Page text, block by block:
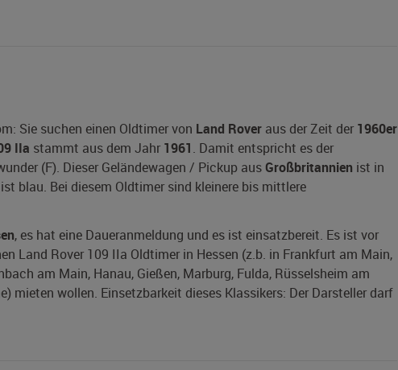
Sie suchen einen Oldtimer von Land Rover aus der Zeit der 1960er
IIa stammt aus dem Jahr 1961. Damit entspricht es der
(F). Dieser Geländewagen / Pickup aus Großbritannien ist in
blau. Bei diesem Oldtimer sind kleinere bis mittlere
, es hat eine Daueranmeldung und es ist einsatzbereit. Es ist vor
Land Rover 109 IIa Oldtimer in Hessen (z.b. in Frankfurt am Main,
am Main, Hanau, Gießen, Marburg, Fulda, Rüsselsheim am
mieten wollen. Einsetzbarkeit dieses Klassikers: Der Darsteller darf